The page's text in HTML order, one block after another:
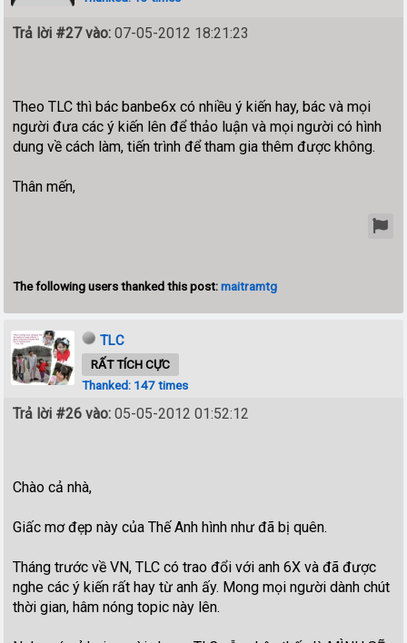
Trả lời #27 vào: 07-05-2012 18:21:23
Theo TLC thì bác banbe6x có nhiều ý kiến hay, bác và mọi
người đưa các ý kiến lên để thảo luận và mọi người có hình
dung về cách làm, tiến trình để tham gia thêm được không.
Thân mến,
The following users thanked this post:maitramtg
TLC
RẤT TÍCH CỰC
Thanked: 147 times
Trả lời #26 vào: 05-05-2012 01:52:12
Chào cả nhà,
Giấc mơ đẹp này của Thế Anh hình như đã bị quên.
Tháng trước về VN, TLC có trao đổi với anh 6X và đã được
nghe các ý kiến rất hay từ anh ấy. Mong mọi người dành chút
thời gian, hâm nóng topic này lên.